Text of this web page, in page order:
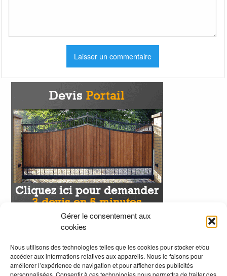
Gérer le consentement aux
cookies
Nous utilisons des technologies telles que les cookies pour stocker et/ou
accéder aux informations relatives aux appareils. Nous le faisons pour
améliorer l’expérience de navigation et pour afficher des publicités
personnalisées. Consentir à ces technologies nous permettra de traiter des